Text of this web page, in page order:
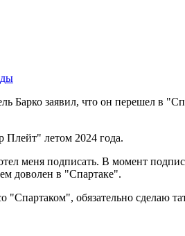
Барко заявил, что он перешел в
Плейт" летом 2024 года.
меня подписать. В момент
доволен в "Спартаке".
"Спартаком", обязательно сделаю